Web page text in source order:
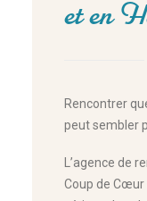
et en
Rencontrer
peut sembler
L’agence de
Coup de Cœur